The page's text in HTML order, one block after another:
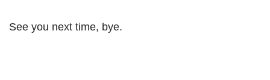
See you next time, bye.